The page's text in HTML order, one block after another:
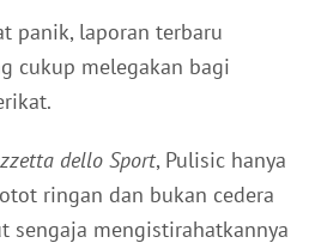
panik, laporan terbaru
cukup melegakan bagi
dello Sport, Pulisic hanya
ringan dan bukan cedera
sengaja mengistirahatkannya